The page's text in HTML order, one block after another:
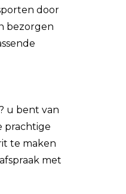
door
bezorgen
u bent van
prachtige
te maken
met